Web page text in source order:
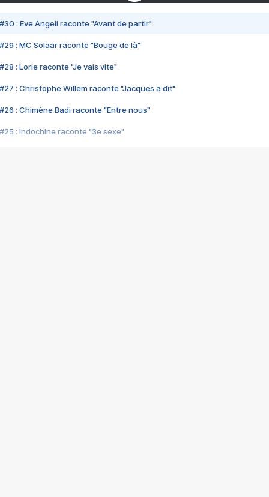
#30 : Eve Angeli raconte "Avant de partir"
#29 : MC Solaar raconte "Bouge de là"
#28 : Lorie raconte "Je vais vite"
#27 : Christophe Willem raconte "Jacques a dit"
#26 : Chimène Badi raconte "Entre nous"
#25 : Indochine raconte "3e sexe"